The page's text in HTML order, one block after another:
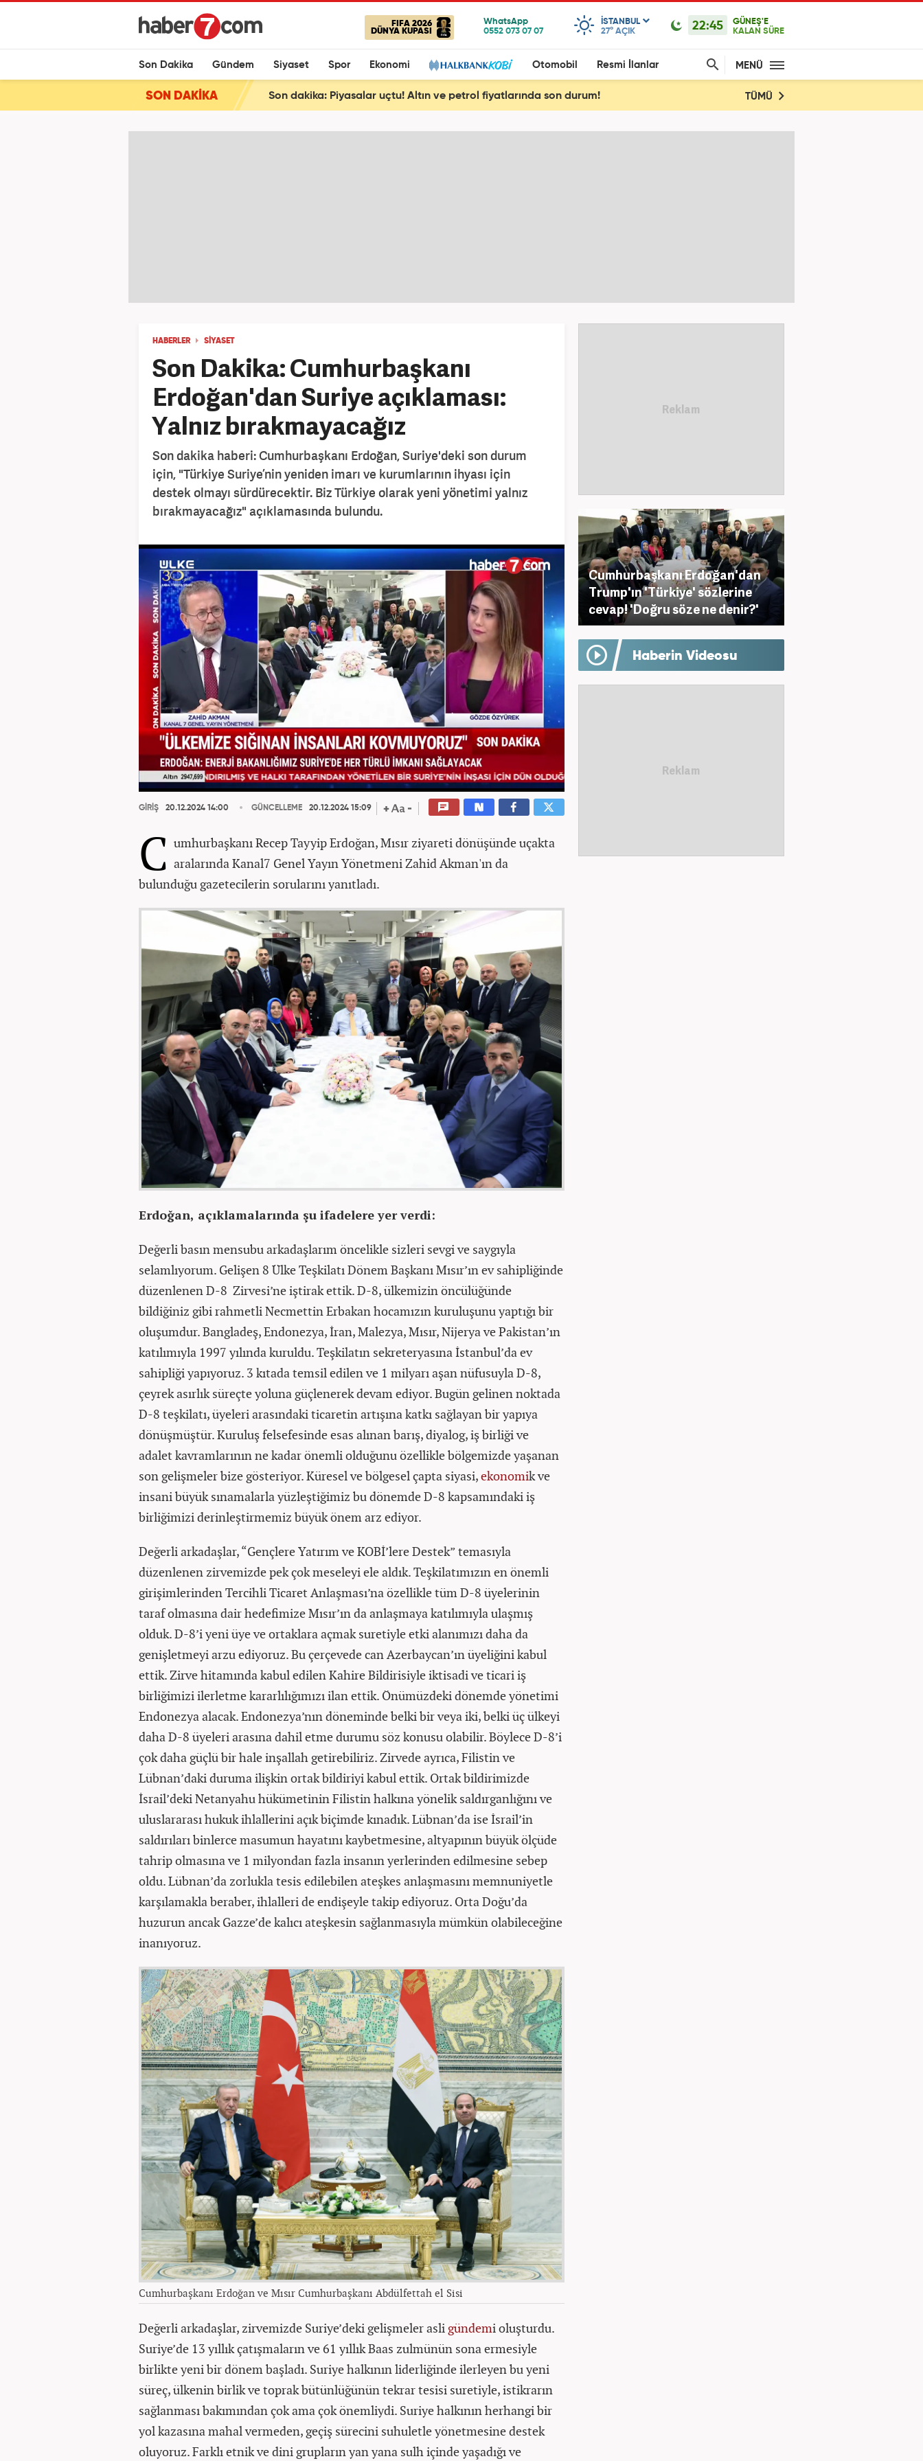
FIFA 2026
DÜNYA KUPASI
ISTANBUL
27° AÇIK 22:45
GÜNEŞ'E
KALAN SÜRE
Son Dakika Gündem Siyaset Spor Ekonomi Otomobil Resmi İlanlar MENÜ
SON DAKİKA Son dakika: Piyasalar uçtu! Altın ve petrol fiyatlarında son durum! TÜMÜ
HABERLER SİYASET
Son Dakika: Cumhurbaşkanı
Erdoğan'dan Suriye açıklaması:
Yalnız bırakmayacağız
Son dakika haberi: Cumhurbaşkanı Erdoğan, Suriye'deki son durum
için, "Türkiye Suriye’nin yeniden imarı ve kurumlarının ihyası için
destek olmayı sürdürecektir. Biz Türkiye olarak yeni yönetimi yalnız
bırakmayacağız" açıklamasında bulundu.
GİRİŞ 20.12.2024 14:00 GÜNCELLEME 20.12.2024 15:09
C umhurbaşkanı Recep Tayyip Erdoğan, Mısır ziyareti dönüşünde uçakta
aralarında Kanal7 Genel Yayın Yönetmeni Zahid Akman'ın da
bulunduğu gazetecilerin sorularını yanıtladı.
Erdoğan, açıklamalarında şu ifadelere yer verdi:
Değerli basın mensubu arkadaşlarım öncelikle sizleri sevgi ve saygıyla
selamlıyorum. Gelişen 8 Ülke Teşkilatı Dönem Başkanı Mısır’ın ev sahipliğinde
düzenlenen D-8 Zirvesi’ne iştirak ettik. D-8, ülkemizin öncülüğünde
bildiğiniz gibi rahmetli Necmettin Erbakan hocamızın kuruluşunu yaptığı bir
oluşumdur. Bangladeş, Endonezya, İran, Malezya, Mısır, Nijerya ve Pakistan’ın
katılımıyla 1997 yılında kuruldu. Teşkilatın sekreteryasına İstanbul’da ev
sahipliği yapıyoruz. 3 kıtada temsil edilen ve 1 milyarı aşan nüfusuyla D-8,
çeyrek asırlık süreçte yoluna güçlenerek devam ediyor. Bugün gelinen noktada
D-8 teşkilatı, üyeleri arasındaki ticaretin artışına katkı sağlayan bir yapıya
dönüşmüştür. Kuruluş felsefesinde esas alınan barış, diyalog, iş birliği ve
adalet kavramlarının ne kadar önemli olduğunu özellikle bölgemizde yaşanan
son gelişmeler bize gösteriyor. Küresel ve bölgesel çapta siyasi,ekonomik ve
insani büyük sınamalarla yüzleştiğimiz bu dönemde D-8 kapsamındaki iş
birliğimizi derinleştirmemiz büyük önem arz ediyor.
Değerli arkadaşlar, “Gençlere Yatırım ve KOBİ’lere Destek” temasıyla
düzenlenen zirvemizde pek çok meseleyi ele aldık. Teşkilatımızın en önemli
girişimlerinden Tercihli Ticaret Anlaşması’na özellikle tüm D-8 üyelerinin
taraf olmasına dair hedefimize Mısır’ın da anlaşmaya katılımıyla ulaşmış
olduk. D-8’i yeni üye ve ortaklara açmak suretiyle etki alanımızı daha da
genişletmeyi arzu ediyoruz. Bu çerçevede can Azerbaycan’ın üyeliğini kabul
ettik. Zirve hitamında kabul edilen Kahire Bildirisiyle iktisadi ve ticari iş
birliğimizi ilerletme kararlılığımızı ilan ettik. Önümüzdeki dönemde yönetimi
Endonezya alacak. Endonezya’nın döneminde belki bir veya iki, belki üç ülkeyi
daha D-8 üyeleri arasına dahil etme durumu söz konusu olabilir. Böylece D-8’i
çok daha güçlü bir hale inşallah getirebiliriz. Zirvede ayrıca, Filistin ve
Lübnan’daki duruma ilişkin ortak bildiriyi kabul ettik. Ortak bildirimizde
İsrail’deki Netanyahu hükümetinin Filistin halkına yönelik saldırganlığını ve
uluslararası hukuk ihlallerini açık biçimde kınadık. Lübnan’da ise İsrail’in
saldırıları binlerce masumun hayatını kaybetmesine, altyapının büyük ölçüde
tahrip olmasına ve 1 milyondan fazla insanın yerlerinden edilmesine sebep
oldu. Lübnan’da zorlukla tesis edilebilen ateşkes anlaşmasını memnuniyetle
karşılamakla beraber, ihlalleri de endişeyle takip ediyoruz. Orta Doğu’da
huzurun ancak Gazze’de kalıcı ateşkesin sağlanmasıyla mümkün olabileceğine
inanıyoruz.
Cumhurbaşkanı Erdoğan ve Mısır Cumhurbaşkanı Abdülfettah el Sisi
Değerli arkadaşlar, zirvemizde Suriye’deki gelişmeler asli gündemi oluşturdu.
Suriye’de 13 yıllık çatışmaların ve 61 yıllık Baas zulmünün sona ermesiyle
birlikte yeni bir dönem başladı. Suriye halkının liderliğinde ilerleyen bu yeni
süreç, ülkenin birlik ve toprak bütünlüğünün tekrar tesisi suretiyle, istikrarın
sağlanması bakımından çok ama çok önemliydi. Suriye halkının herhangi bir
yol kazasına mahal vermeden, geçiş sürecini suhuletle yönetmesine destek
oluyoruz. Farklı etnik ve dini grupların yan yana sulh içinde yaşadığı ve
Cumhurbaşkanı Erdoğan'dan
Trump'ın 'Türkiye' sözlerine
cevap! 'Doğru söze ne denir?'
Haberin Videosu